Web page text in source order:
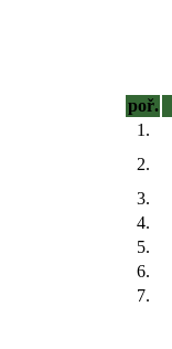
poř.
1.
2.
3.
4.
5.
6.
7.